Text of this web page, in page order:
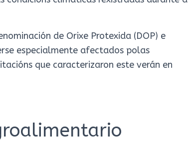
de Orixe Protexida (DOP) e
especialmente afectados polas
que caracterizaron este verán en